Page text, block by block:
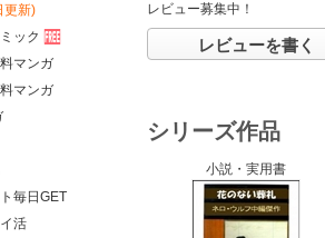
更新)
ック
マンガ
マンガ
毎日GET
活
レビュー募集中！
レビューを書く
シリーズ作品
小説・実用書